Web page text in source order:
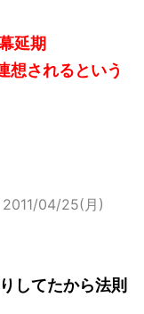
延期
想されるという
2011/04/25(月)
してたから法則